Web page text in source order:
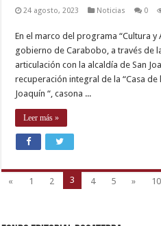
24 agosto, 2023 Noticias 0
En el marco del programa “Cultura y
gobierno de Carabobo, a través de
articulación con la alcaldía de San
recuperación integral de la “Casa de
Joaquín “, casona ...
Leer más »
« 1 2 3 4 5 » 10